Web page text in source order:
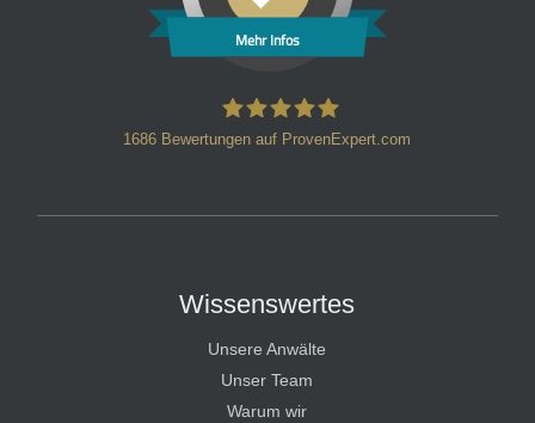
Mehr Infos
1686 Bewertungen auf ProvenExpert.com
Wissenswertes
Unsere Anwälte
Unser Team
Warum wir